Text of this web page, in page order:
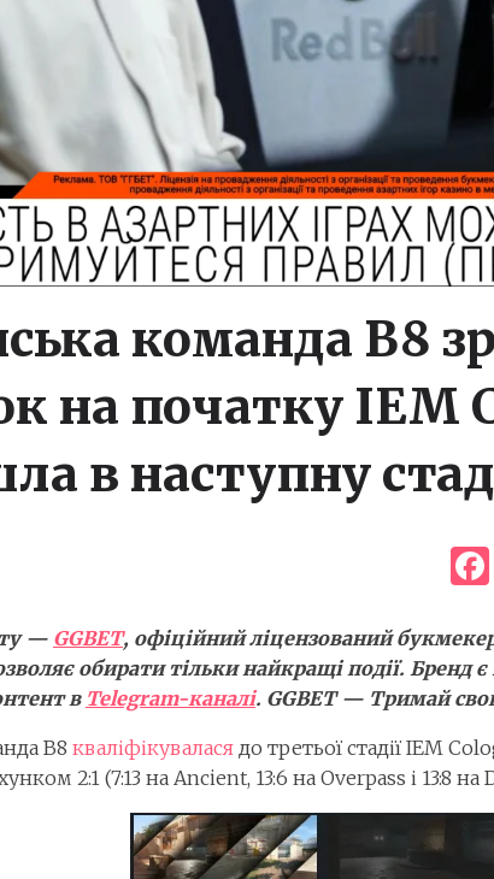
команда B8
на початку IEM
в наступну
— GGBET, офіційний ліцензований
обирати тільки найкращі події. Бренд
в Telegram-каналі. GGBET — Тримай
B8 кваліфікувалася до третьої стадії IEM
2:1 (7:13 на Ancient, 13:6 на Overpass і 13:8 на